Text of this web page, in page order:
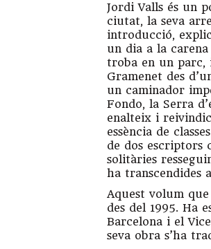
Jordi Valls és un
ciutat, la seva
introducció,
un dia a la
troba en un parc,
Gramenet des
un caminador
Fondo, la Serra
enalteix i
essència de
de dos escriptors
solitàries
ha transcendides
Aquest volum
des del 1995. Ha
Barcelona i el
seva obra s’ha